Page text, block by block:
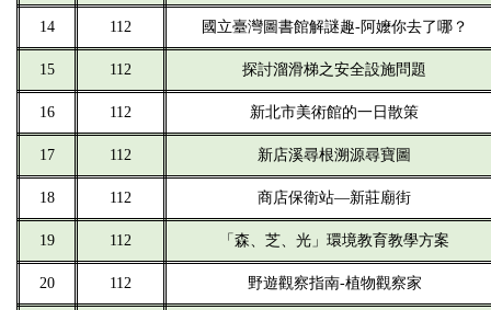
14 112 國立臺灣圖書館解謎趣-阿嬤你去了哪？
15 112 探討溜滑梯之安全設施問題
16 112 新北市美術館的一日散策
17 112 新店溪尋根溯源尋寶圖
18 112 商店保衛站—新莊廟街
19 112 「森、芝、光」環境教育教學方案
20 112 野遊觀察指南-植物觀察家